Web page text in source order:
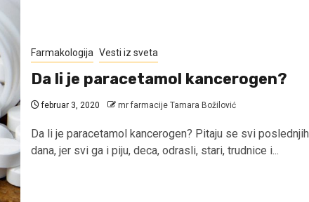
Farmakologija Vesti iz sveta
Da li je paracetamol kancerogen?
februar 3, 2020 mr farmacije Tamara Božilović
Da li je paracetamol kancerogen? Pitaju se svi poslednjih
dana, jer svi ga i piju, deca, odrasli, stari, trudnice i...